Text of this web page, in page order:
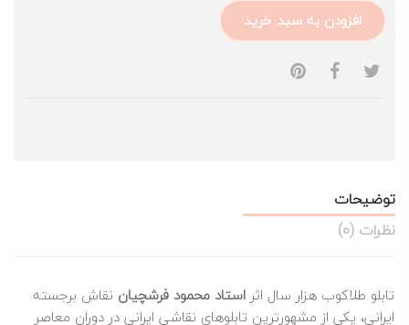
افزودن به سبد خرید
توضیحات
نظرات (0)
تابلو طلاکوب هزار سال اثر استاد محمود فرشچیان نقاش برجسته
ایرانی، یکی از مشهورترین تابلوهای نقاشی ایرانی در دوران معاصر